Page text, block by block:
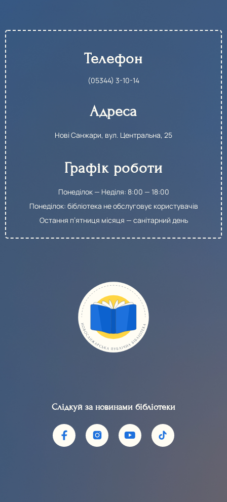
Слідкуй за новинами бібліотеки​
Телефон
(05344) 3-10-14​
Адреса
Нові Санжари, вул. Центральна, 25
Графік роботи
Понеділок — Неділя: 8:00 — 18:00
Понеділок: бібліотека не обслуговує користувачів
Остання п’ятниця місяця — санітарний день